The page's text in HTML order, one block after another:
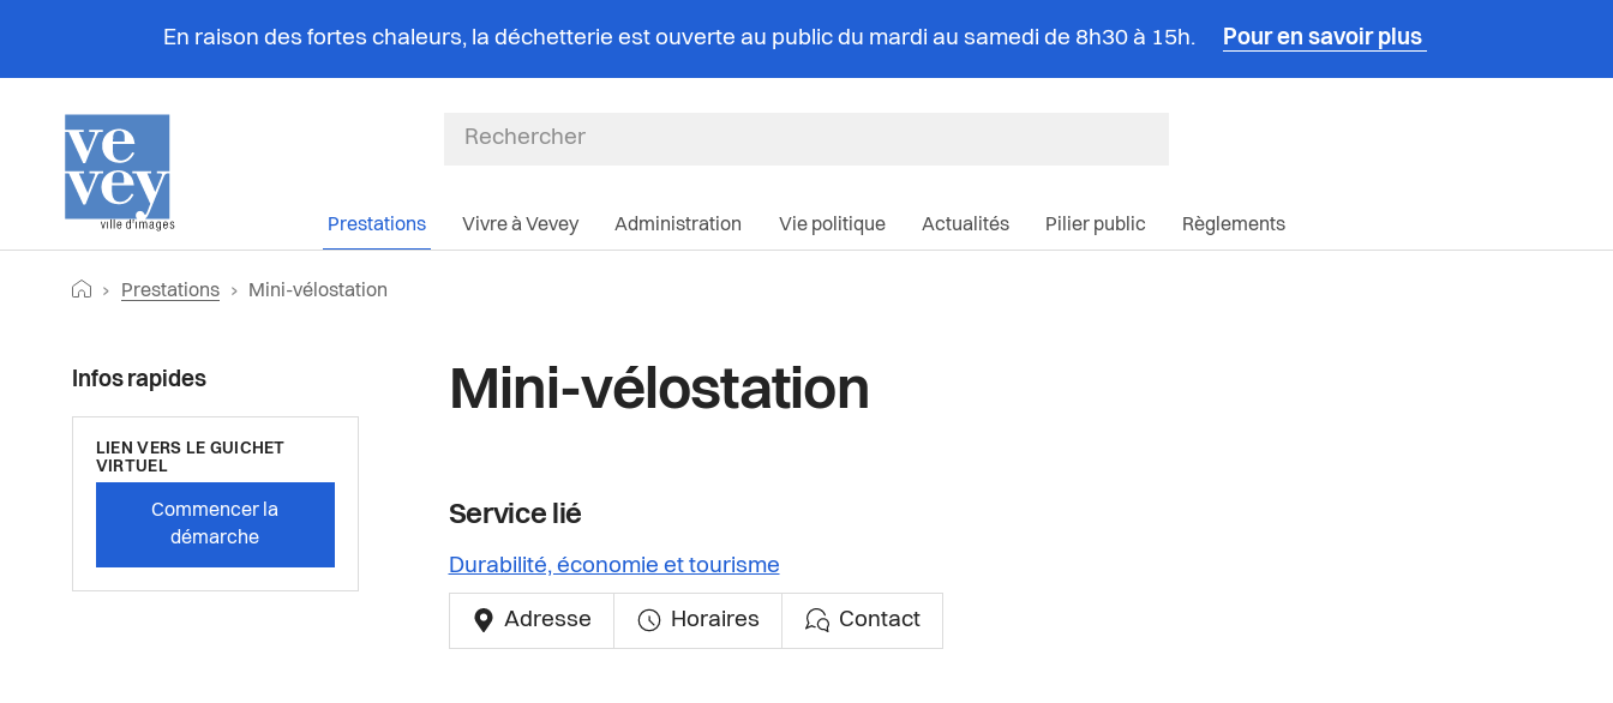
En raison des fortes chaleurs, la déchetterie est ouverte au public du mardi au samedi de 8h30 à 15h. Pour en savoir plus
Prestations Vivre à Vevey Administration Vie politique Actualités Pilier public Règlements
FilRetourner vers la page d'accueil
Prestations Page actuelle:
Mini-vélostation
Mini-vélostation
Service lié
Durabilité, économie et tourisme
Adresse Horaires Contact
Infos rapides
LIEN VERS LE GUICHET
VIRTUEL
Commencer la
démarche